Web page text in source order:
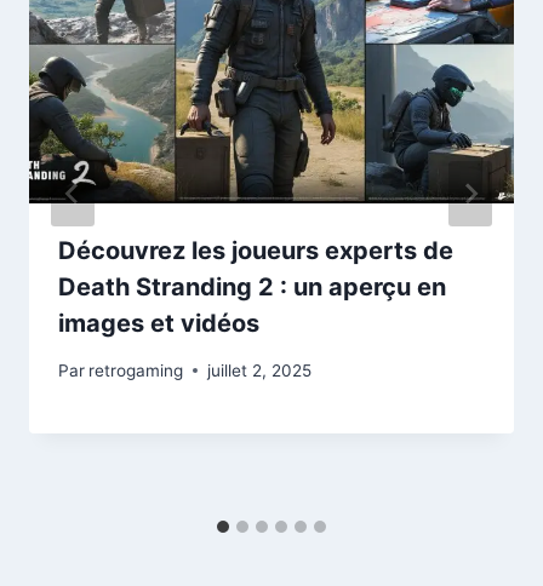
Découvrez les joueurs experts de
Death Stranding 2 : un aperçu en
images et vidéos
Par retrogaming juillet 2, 2025